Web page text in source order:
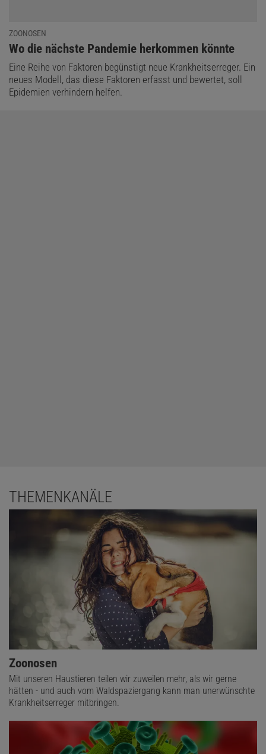
ZOONOSEN
:
Wo die nächste Pandemie herkommen könnte
Eine Reihe von Faktoren begünstigt neue Krankheitserreger. Ein
neues Modell, das diese Faktoren erfasst und bewertet, soll
Epidemien verhindern helfen.
THEMENKANÄLE
Zoonosen
Mit unseren Haustieren teilen wir zuweilen mehr, als wir gerne
hätten - und auch vom Waldspaziergang kann man unerwünschte
Krankheitserreger mitbringen.